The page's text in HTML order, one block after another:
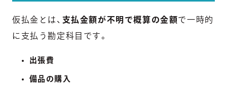
仮払金とは、 支払金額が不明で概算の金額で一時的
に支払う勘定科目です。
出張費
備品の購入